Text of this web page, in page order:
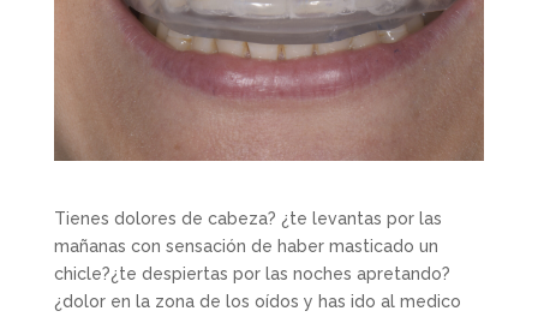
Tienes dolores de cabeza? ¿te levantas por las
mañanas con sensación de haber masticado un
chicle?¿te despiertas por las noches apretando?
¿dolor en la zona de los oídos y has ido al medico